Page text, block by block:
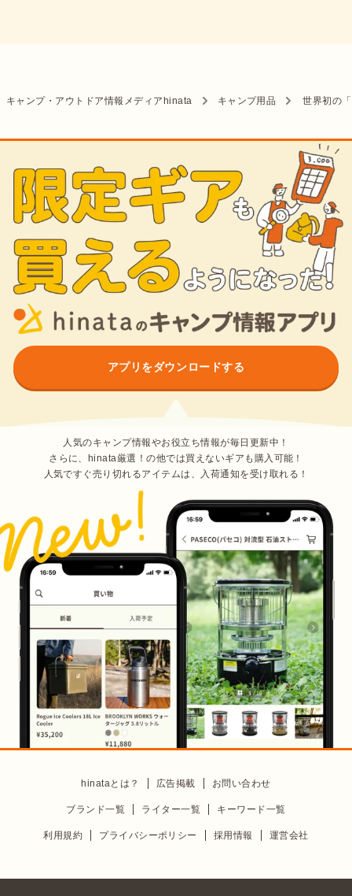
キャンプ・アウトドア情報メディアhinata キャンプ用品 世界初の
アプリをダウンロードする
人気のキャンプ情報やお役立ち情報が毎日更新中！
さらに、hinata厳選！の他では買えないギアも購入可能！
人気ですぐ売り切れるアイテムは、入荷通知を受け取れる！
hinataとは？ 広告掲載 お問い合わせ
ブランド一覧 ライター一覧 キーワード一覧
利用規約 プライバシーポリシー 採用情報 運営会社